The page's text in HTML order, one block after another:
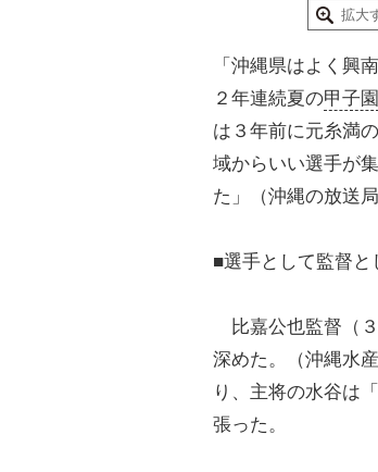
拡大
「沖縄県はよく興
２年連続夏の甲子園
は３年前に元糸満
域からいい選手が
た」（沖縄の放送局
■選手として監督と
比嘉公也監督（
深めた。（沖縄水
り、主将の水谷は
張った。